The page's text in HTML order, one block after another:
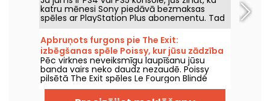
katru mēnesi Sony piedāvā bezmaksas
spēles ar PlayStation Plus abonementu. Tad
kādas ir augusta 2026. gada bezmaksas
spēles? Iepazīstieties ar šī mēneša izlasi.
Apbruņots furgons pie The Exit:
izbēgšanas spēle Poissy, kur jūsu zādzība
var beidzot izdoties
Pēc virknes neveiksmīgu laupīšanu jūsu
banda vairs neko daudz nezaudē. Poissy
pilsētā The Exit spēles Le Fourgon Blindé
jums liek sēsties pie stūres laupīšanai, kura
mērķis ir mafijas vadītāja bagātība.